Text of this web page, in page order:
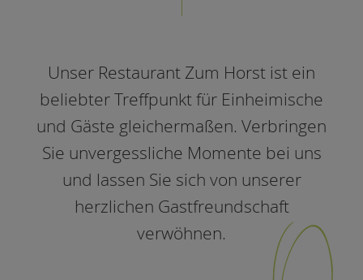
Unser Restaurant Zum Horst ist ein
beliebter Treffpunkt für Einheimische
und Gäste gleichermaßen. Verbringen
Sie unvergessliche Momente bei uns
und lassen Sie sich von unserer
herzlichen Gastfreundschaft
verwöhnen.